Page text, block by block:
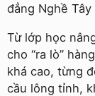
đẳng Nghề Tây
Từ lớp học
cho “ra lò”
khá cao, từng
cầu lông tỉnh,